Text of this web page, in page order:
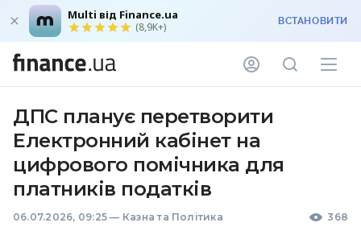
Multi від Finance.ua
(8,9K+) ВСТАНОВИТИ
ДПС планує перетворити
Електронний кабінет на
цифрового помічника для
платників податків
06.07.2026, 09:25 — Казна та Політика 368